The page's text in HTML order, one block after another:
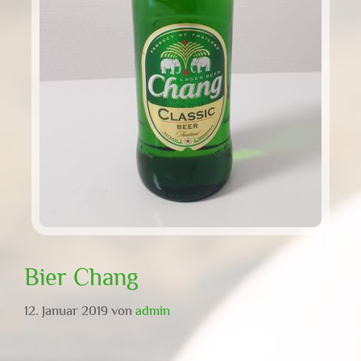
Bier Chang
12. Januar 2019 von admin